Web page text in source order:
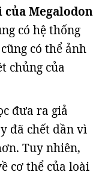
của Megalodon
có hệ thống
có thể ảnh
chủng của
đưa ra giả
đã chết dần vì
Tuy nhiên,
cơ thể của loài